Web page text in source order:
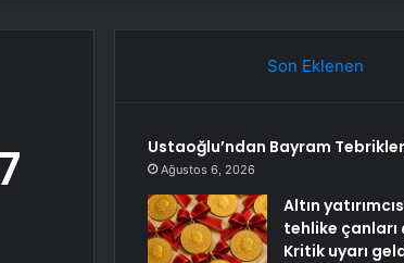
Son Eklenen
Ustaoğlu’ndan Bayram
Ağustos 6, 2026
Altın
tehlike çanları
Kritik uyarı